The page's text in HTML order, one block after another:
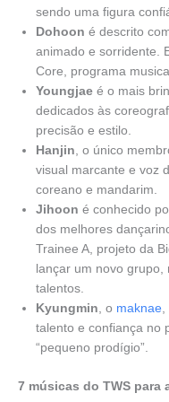
sendo uma figura
Dohoon é descrito
animado e sorridente.
Core, programa
Youngjae é o mais
dedicados às
precisão e estilo.
Hanjin, o único
visual marcante e voz
coreano e mandarim.
Jihoon é conhecido
dos melhores
Trainee A, projeto da
lançar um novo
talentos.
Kyungmin, o maknae,
talento e confiança no
“pequeno prodígio”.
7 músicas do TWS